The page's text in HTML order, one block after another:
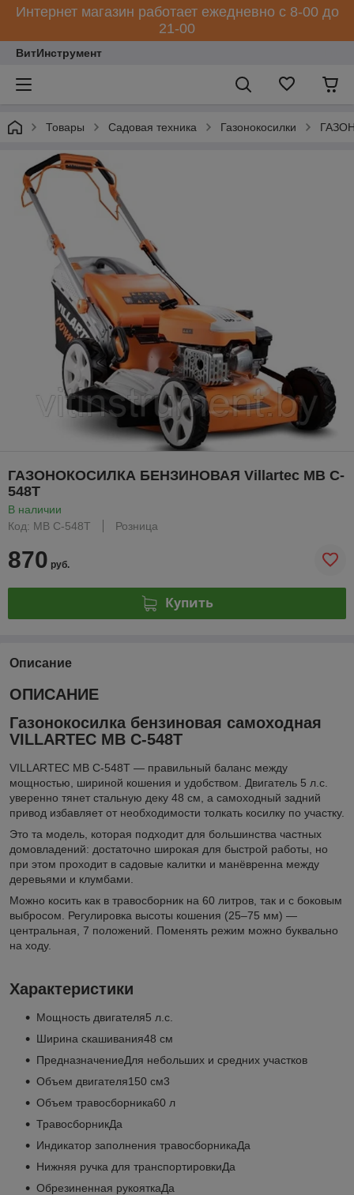
Интернет магазин работает ежедневно с 8-00 до
21-00
ВитИнструмент
Товары Садовая техника Газонокосилки
ГАЗОНОКОСИЛКА БЕНЗИНОВАЯ Villartec MB C-
548T
В наличии
Код: MB C-548T
Розница
870 руб.
Купить
Описание
ОПИСАНИЕ
Газонокосилка бензиновая самоходная
VILLARTEC MB C-548T
VILLARTEC МВ С-548Т — правильный баланс между
мощностью, шириной кошения и удобством. Двигатель 5 л.с.
уверенно тянет стальную деку 48 см, а самоходный задний
привод избавляет от необходимости толкать косилку по участку.
Это та модель, которая подходит для большинства частных
домовладений: достаточно широкая для быстрой работы, но
при этом проходит в садовые калитки и манёвренна между
деревьями и клумбами.
Можно косить как в травосборник на 60 литров, так и с боковым
выбросом. Регулировка высоты кошения (25–75 мм) —
центральная, 7 положений. Поменять режим можно буквально
на ходу.
Характеристики
Мощность двигателя5 л.с.
Ширина скашивания48 см
ПредназначениеДля небольших и средних участков
Объем двигателя150 см3
Объем травосборника60 л
ТравосборникДа
Индикатор заполнения травосборникаДа
Нижняя ручка для транспортировкиДа
Обрезиненная рукояткаДа